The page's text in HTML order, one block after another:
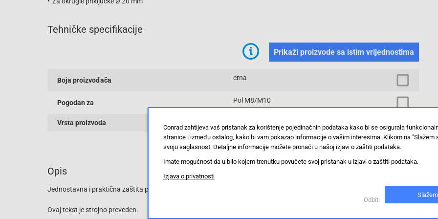
Tehničke specifikacije
Prikaži proizvode sa istim vrijednostima
Boja proizvođača crna
Pogodan za Pol M8/M10
Vrsta proizvoda
Prikaži proizvode sa istim vrijednostima
Opis
Jednostavna i praktična zaštita polarne kape na olovnim baterijama, od izravne vlage, korozije i slučajnih dodira.
Ovaj tekst je strojno preveden.
Conrad zahtijeva vaš pristanak za korištenje pojedinačnih podataka kako bi se osigurala
stranice i između ostalog, kako bi vam pokazao informacije o vašim interesima. Klikom na "Slažem
svoju saglasnost. Detaljne informacije možete pronaći u našoj izjavi o zaštiti podataka.
Imate mogućnost da u bilo kojem trenutku povučete svoj pristanak u izjavi o zaštiti podataka.
Izjava o privatnosti
Odbiti